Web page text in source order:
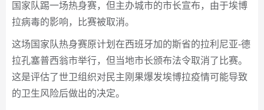
国家队踢一场热身赛，但主办城市的市长宣布，由于埃博
拉病毒的影响，比赛被取消。
这场国家队热身赛原计划在西班牙加的斯省的拉利尼亚-德
拉孔塞普西翁市举行，但当地市长颁布法令取消了比赛。
这是评估了世卫组织对民主刚果爆发埃博拉疫情可能导致
的卫生风险后做出的决定。